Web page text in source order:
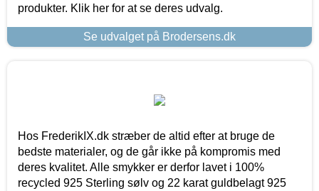
produkter. Klik her for at se deres udvalg.
Se udvalget på Brodersens.dk
Hos FrederikIX.dk stræber de altid efter at bruge de
bedste materialer, og de går ikke på kompromis med
deres kvalitet. Alle smykker er derfor lavet i 100%
recycled 925 Sterling sølv og 22 karat guldbelagt 925